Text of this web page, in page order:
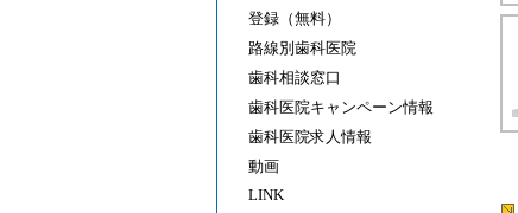
登録（無料）
路線別歯科医院
歯科相談窓口
歯科医院キャンペーン情報
歯科医院求人情報
動画
LINK